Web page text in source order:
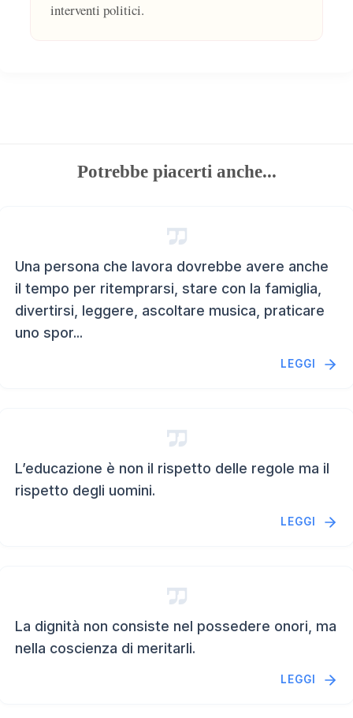
interventi politici.
Potrebbe piacerti anche...
Una persona che lavora dovrebbe avere anche
il tempo per ritemprarsi, stare con la famiglia,
divertirsi, leggere, ascoltare musica, praticare
uno spor...
LEGGI
L’educazione è non il rispetto delle regole ma il
rispetto degli uomini.
LEGGI
La dignità non consiste nel possedere onori, ma
nella coscienza di meritarli.
LEGGI